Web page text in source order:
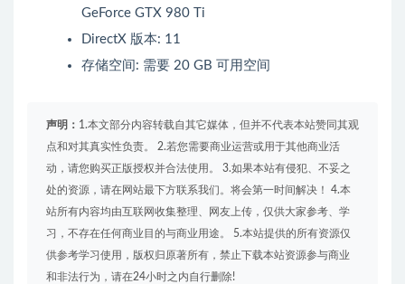
GeForce GTX 980 Ti
DirectX 版本: 11
存储空间: 需要 20 GB 可用空间
声明： 1.本文部分内容转载自其它媒体，但并不代表本站赞同其观
点和对其真实性负责。 2.若您需要商业运营或用于其他商业活
动，请您购买正版授权并合法使用。 3.如果本站有侵犯、不妥之
处的资源，请在网站最下方联系我们。将会第一时间解决！ 4.本
站所有内容均由互联网收集整理、网友上传，仅供大家参考、学
习，不存在任何商业目的与商业用途。 5.本站提供的所有资源仅
供参考学习使用，版权归原著所有，禁止下载本站资源参与商业
和非法行为，请在24小时之内自行删除!